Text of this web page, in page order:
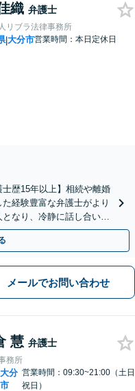
織 弁護士
リブラ法律事務所
|大分市営業時間：本日定休日
士歴15年以上】相続や離婚
経験豊富な弁護士がより
なり、冷静に話し合いを
【完全個室】
メールでお問い合わせ
慧 弁護士
務所
大分
市
営業時間：09:30~21:00（土日
祝日）